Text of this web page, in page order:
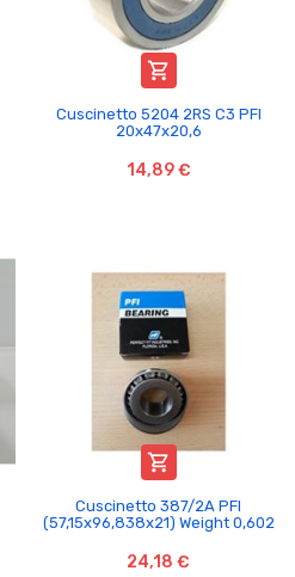

Cuscinetto 5204 2RS C3 PFI
20x47x20,6
14,89 €

Cuscinetto 387/2A PFI
(57,15x96,838x21) Weight 0,602
24,18 €